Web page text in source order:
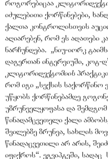
როგორებიცაა
იძულებითი ქორწინებები,
ქალთა კონტროლისთვის
აღიარებენ, რომ ეს ადათები
ნარჩუნდება. „ნიუ-იორკ
დაგერთან ინტერვიუში, კოტ-
კლიტორიდექტომიის
რომ იგი „სექსის საქორწინო
უწყობს ქორწინებამდე
უზრუნველყოფასა და
წინადამცვეთელი ქალი
შვილებზე ზრუნვა, სახლის
წინადაცვეთილი არ არის,
იფიქროს“. ეგვიპტეში,